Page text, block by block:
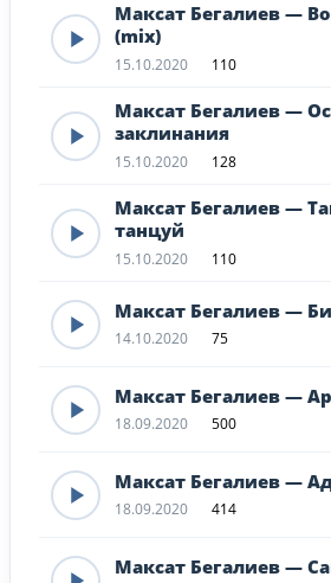
Максат Бегалиев —
(mix)
15.10.2020 110
Максат Бегалиев —
заклинания
15.10.2020 128
Максат Бегалиев —
танцуй
15.10.2020 110
Максат Бегалиев —
14.10.2020 75
Максат Бегалиев —
18.09.2020 500
Максат Бегалиев —
18.09.2020 414
Максат Бегалиев —